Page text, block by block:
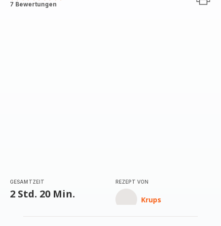
ratings.3.9
7 Bewertungen
GESAMTZEIT
2 Std. 20 Min.
REZEPT VON
Krups